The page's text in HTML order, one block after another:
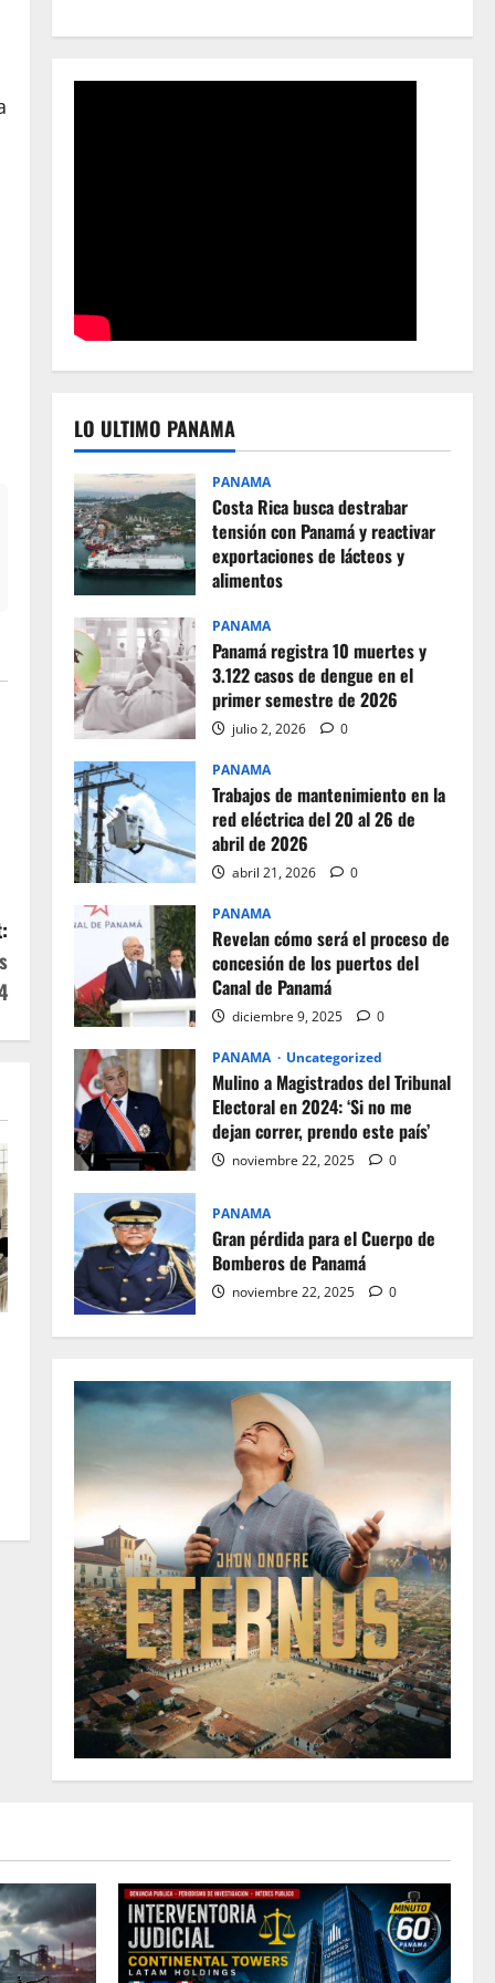
LO ULTIMO PANAMA
PANAMA
Costa Rica busca destrabar
tensión con Panamá y reactivar
exportaciones de lácteos y
alimentos
PANAMA
Panamá registra 10 muertes y
3.122 casos de dengue en el
primer semestre de 2026
julio 2, 2026 0
PANAMA
Trabajos de mantenimiento en la
red eléctrica del 20 al 26 de
abril de 2026
abril 21, 2026 0
PANAMA
Revelan cómo será el proceso de
concesión de los puertos del
Canal de Panamá
diciembre 9, 2025 0
PANAMA Uncategorized
Mulino a Magistrados del Tribunal
Electoral en 2024: ‘Si no me
dejan correr, prendo este país’
noviembre 22, 2025 0
PANAMA
Gran pérdida para el Cuerpo de
Bomberos de Panamá
noviembre 22, 2025 0